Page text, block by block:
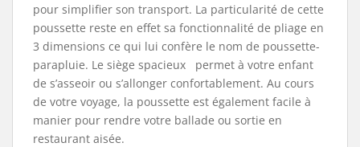
pour simplifier son transport. La particularité de cette
poussette reste en effet sa fonctionnalité de pliage en
3 dimensions ce qui lui confère le nom de poussette-
parapluie. Le siège spacieux permet à votre enfant
de s’asseoir ou s’allonger confortablement. Au cours
de votre voyage, la poussette est également facile à
manier pour rendre votre ballade ou sortie en
restaurant aisée.